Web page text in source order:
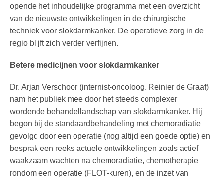
opende het inhoudelijke programma met een overzicht
van de nieuwste ontwikkelingen in de chirurgische
techniek voor slokdarmkanker. De operatieve zorg in de
regio blijft zich verder verfijnen.
Betere medicijnen voor slokdarmkanker
Dr. Arjan Verschoor (internist-oncoloog, Reinier de Graaf)
nam het publiek mee door het steeds complexer
wordende behandellandschap van slokdarmkanker. Hij
begon bij de standaardbehandeling met chemoradiatie
gevolgd door een operatie (nog altijd een goede optie) en
besprak een reeks actuele ontwikkelingen zoals actief
waakzaam wachten na chemoradiatie, chemotherapie
rondom een operatie (FLOT-kuren), en de inzet van